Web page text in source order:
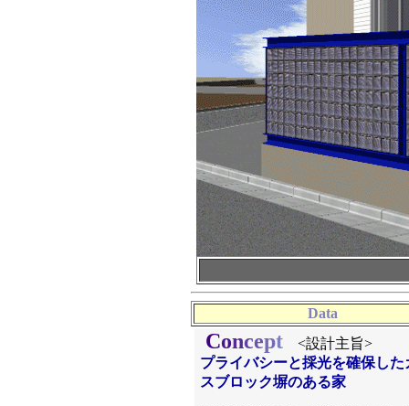
Data
Concept
<設計主旨>
プライバシーと採光を確保した
スブロック塀のある家